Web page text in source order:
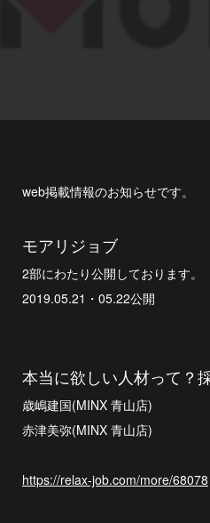
web掲載情報のお知らせです。
モアリジョブ
2部にわたり公開しております。
2019.05.21・05.22公開
本当に欲しい人材って？
歳嶋建国(MINX 青山店)
赤津美弥(MINX 青山店)
https://relax-job.com/more/68078